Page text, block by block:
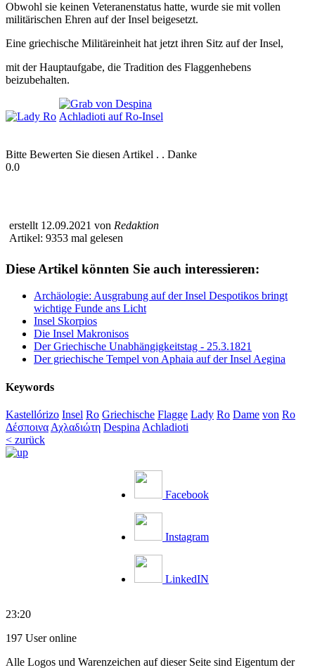
Obwohl sie keinen Veteranenstatus hatte, wurde sie mit vollen
militärischen Ehren auf der Insel beigesetzt.
Eine griechische Militäreinheit hat jetzt ihren Sitz auf der Insel,
mit der Hauptaufgabe, die Tradition des Flaggenhebens
beizubehalten.
Bitte Bewerten Sie diesen Artikel . . Danke
0.0
erstellt 12.09.2021 von Redaktion
Artikel: 9353 mal gelesen
Diese Artikel könnten Sie auch interessieren:
Archäologie: Ausgrabung auf der Insel Despotikos bringt
wichtige Funde ans Licht
Insel Skorpios
Die Insel Makronisos
Der Griechische Unabhängigkeitstag - 25.3.1821
Der griechische Tempel von Aphaia auf der Insel Aegina
Keywords
Kastellórizo Insel Ro Griechische Flagge Lady Ro Dame von Ro
Δέσποινα Αχλαδιώτη Despina Achladioti
< zurück
Facebook
Instagram
LinkedIN
23:20
197 User online
Alle Logos und Warenzeichen auf dieser Seite sind Eigentum der